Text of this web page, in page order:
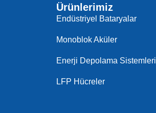
Ürünlerimiz
Endüstriyel Bataryalar
Monoblok Aküler
Enerji Depolama Sistemleri
LFP Hücreler